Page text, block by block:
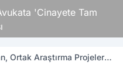
'Cinayete Tam
Ortak Araştırma Projeleri